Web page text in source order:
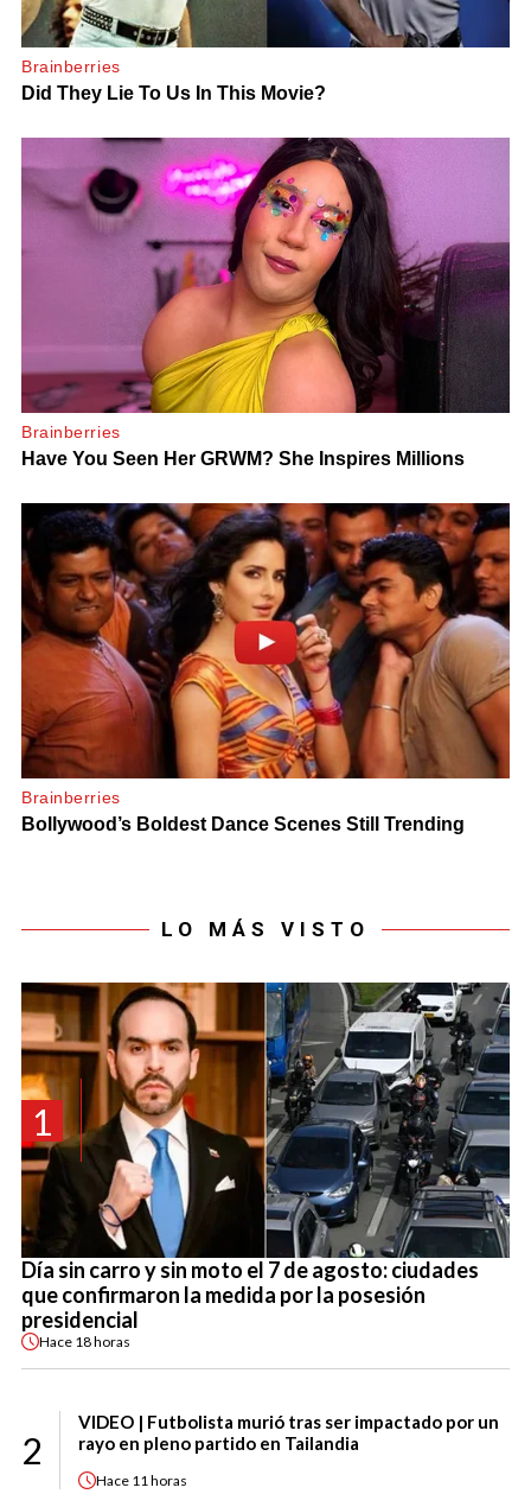
LO MÁS VISTO
1
Día sin carro y sin moto el 7 de agosto: ciudades
que confirmaron la medida por la posesión
presidencial
Hace 18 horas
2
VIDEO | Futbolista murió tras ser impactado por un
rayo en pleno partido en Tailandia
Hace 11 horas